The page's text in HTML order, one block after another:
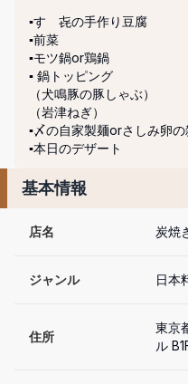
▪️すゞ㐂の手作り豆腐
▪️前菜
▪️モツ鍋or鶏鍋
▪️ 鍋トッピング
（犬鳴豚の豚しゃぶ）
（岩津ねぎ）
▪️〆の自家製麺orさしみ卵の
▪️本日のデザート
基本情報
店名 炭焼
ジャンル 日本
住所
東京
ル